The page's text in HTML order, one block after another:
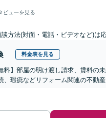
ビューを見る
談方法(対面・電話・ビデオなど)は
料金表を見る
料】部屋の明け渡し請求、賃料の
瑕疵などリフォーム関連の不動